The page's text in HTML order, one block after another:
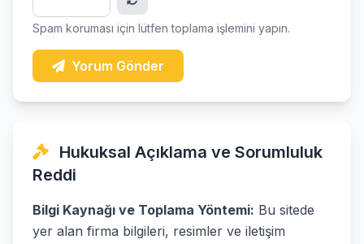
Spam koruması için lütfen toplama işlemini yapın.
Yorum Gönder
Hukuksal Açıklama ve Sorumluluk
Reddi
Bilgi Kaynağı ve Toplama Yöntemi: Bu sitede
yer alan firma bilgileri, resimler ve iletişim